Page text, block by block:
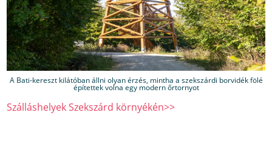
A Bati-kereszt kilátóban állni olyan érzés, mintha a szekszárdi borvidék fölé
építettek volna egy modern őrtornyot
Szálláshelyek Szekszárd környékén>>